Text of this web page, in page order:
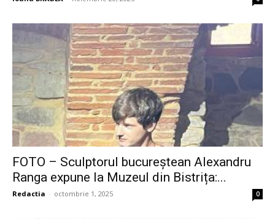
FOTO – Sculptorul bucureștean Alexandru
Ranga expune la Muzeul din Bistrița:...
Redactia - octombrie 1, 2025 0